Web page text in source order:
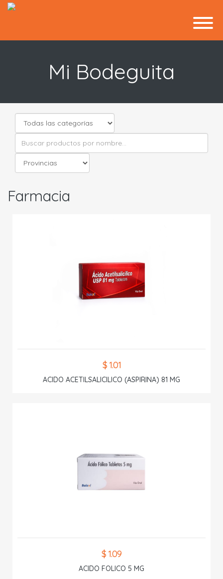
Mi Bodeguita
Farmacia
$ 1.01
ACIDO ACETILSALICILICO (ASPIRINA) 81 MG
$ 1.09
ACIDO FOLICO 5 MG